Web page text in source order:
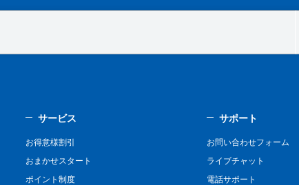
サービス
お得意様割引
おまかせスタート
ポイント制度
サポート
お問い合わせフォーム
ライブチャット
電話サポート